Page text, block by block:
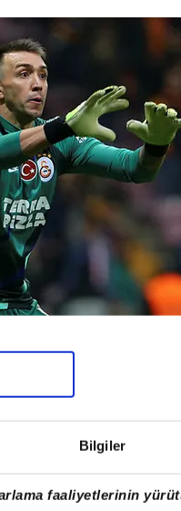
Bilgiler
faaliyetlerinin